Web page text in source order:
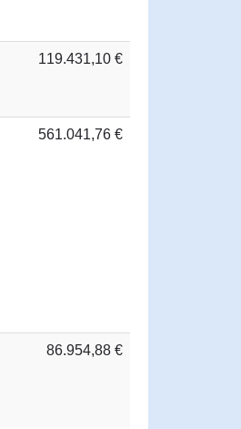
119.431,10 €
561.041,76 €
86.954,88 €